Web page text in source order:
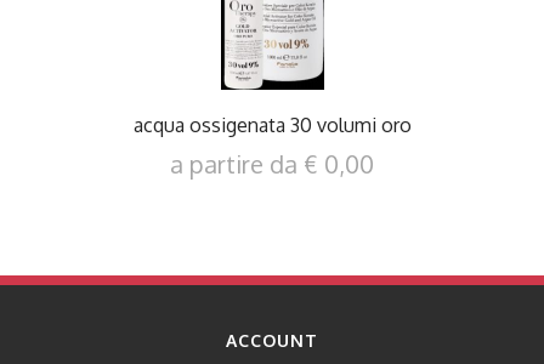
acqua ossigenata 30 volumi oro
a partire da € 0,00
ACCOUNT